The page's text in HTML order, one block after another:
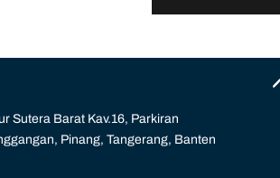
Sutera Barat Kav.16, Parkiran
Pinang, Tangerang, Banten